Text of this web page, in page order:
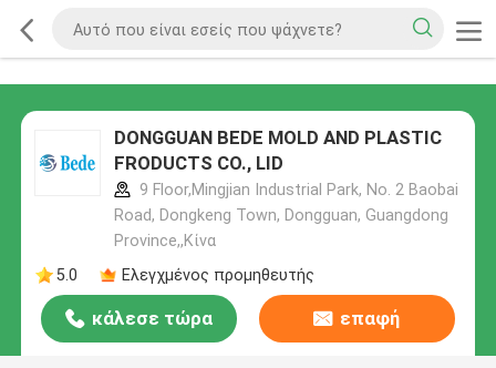
DONGGUAN BEDE MOLD AND PLASTIC
FRODUCTS CO., LID
9 Floor,Mingjian Industrial Park, No. 2 Baobai
Road, Dongkeng Town, Dongguan, Guangdong
Province,,Κίνα
5.0
Ελεγχμένος προμηθευτής
κάλεσε τώρα επαφή